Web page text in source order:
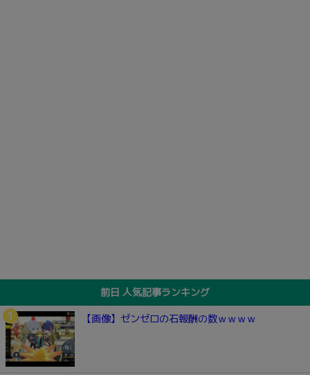
前日 人気記事ランキング
【画像】ゼンゼロの石報酬の数ｗｗｗｗ